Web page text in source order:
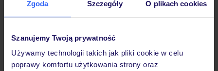
Zgoda Szczegóły O plikach cookies
Szanujemy Twoją prywatność
Używamy technologii takich jak pliki cookie w celu
poprawy komfortu użytkowania strony oraz
Hotel
Pokoje